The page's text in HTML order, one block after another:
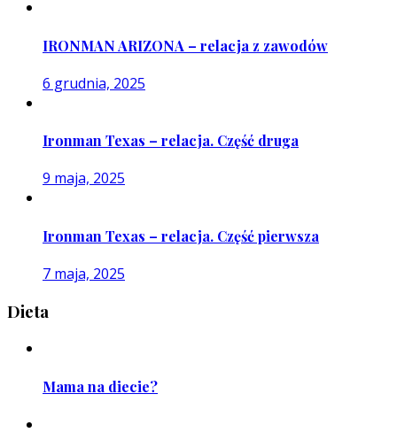
IRONMAN ARIZONA – relacja z zawodów
6 grudnia, 2025
Ironman Texas – relacja. Część druga
9 maja, 2025
Ironman Texas – relacja. Część pierwsza
7 maja, 2025
Dieta
Mama na diecie?